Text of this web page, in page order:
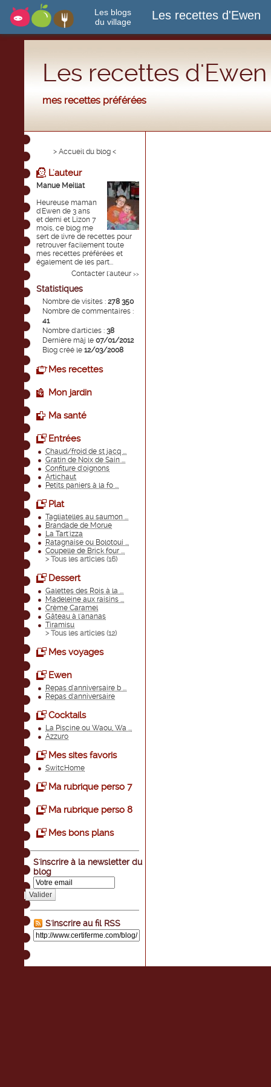
Les blogs
du village
Les recettes d'Ewen
Les recettes d'Ewen
mes recettes préférées
> Accueil du blog <
L'auteur
Manue Meillat
Heureuse maman
d'Ewen de 3 ans
et demi et Lizon 7
mois, ce blog me
sert de livre de recettes pour
retrouver facilement toute
mes recettes préférées et
également de les part...
Contacter l'auteur >>
Statistiques
Nombre de visites : 278 350
Nombre de commentaires :
41
Nombre d'articles : 38
Dernière màj le 07/01/2012
Blog créé le 12/03/2008
Mes recettes
Mon jardin
Ma santé
Entrées
Chaud/froid de st jacq ...
Gratin de Noix de Sain ...
Confiture d'oignons
Artichaut
Petits paniers à la fo ...
Plat
Tagliatelles au saumon ...
Brandade de Morue
La Tart'izza
Ratagnaise ou Bolotoui ...
Coupelle de Brick four ...
> Tous les articles (16)
Dessert
Galettes des Rois à la ...
Madeleine aux raisins ...
Crème Caramel
Gâteau à l'ananas
Tiramisu
> Tous les articles (12)
Mes voyages
Ewen
Repas d'anniversaire b ...
Repas d'anniversaire
Cocktails
La Piscine ou Waou, Wa ...
Azzuro
Mes sites favoris
SwitcHome
Ma rubrique perso 7
Ma rubrique perso 8
Mes bons plans
S'inscrire à la newsletter du
blog
Valider
S'inscrire au fil RSS